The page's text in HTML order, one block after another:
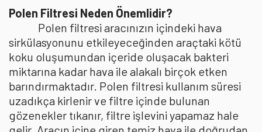
Polen Filtresi Neden Önemlidir?
Polen filtresi aracınızın içindeki hava
sirkülasyonunu etkileyeceğinden araçtaki kötü
koku oluşumundan içeride oluşacak bakteri
miktarına kadar hava ile alakalı birçok etken
barındırmaktadır. Polen filtresi kullanım süresi
uzadıkça kirlenir ve filtre içinde bulunan
gözenekler tıkanır, filtre işlevini yapamaz hale